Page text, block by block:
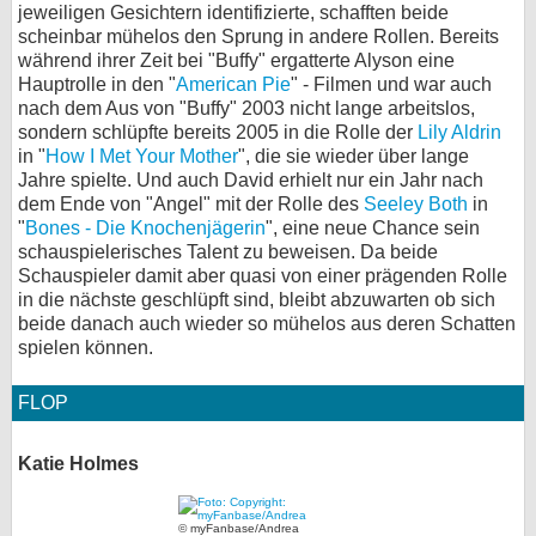
jeweiligen Gesichtern identifizierte, schafften beide
scheinbar mühelos den Sprung in andere Rollen. Bereits
während ihrer Zeit bei "Buffy" ergatterte Alyson eine
Hauptrolle in den "American Pie" - Filmen und war auch
nach dem Aus von "Buffy" 2003 nicht lange arbeitslos,
sondern schlüpfte bereits 2005 in die Rolle der Lily Aldrin
in "How I Met Your Mother", die sie wieder über lange
Jahre spielte. Und auch David erhielt nur ein Jahr nach
dem Ende von "Angel" mit der Rolle des Seeley Both in
"Bones - Die Knochenjägerin", eine neue Chance sein
schauspielerisches Talent zu beweisen. Da beide
Schauspieler damit aber quasi von einer prägenden Rolle
in die nächste geschlüpft sind, bleibt abzuwarten ob sich
beide danach auch wieder so mühelos aus deren Schatten
spielen können.
FLOP
Katie Holmes
© myFanbase/Andrea